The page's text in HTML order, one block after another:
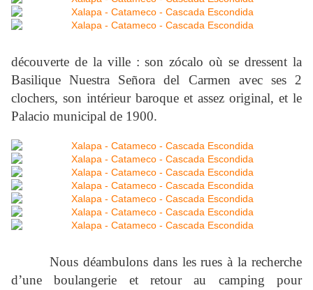
découverte de la ville : son zócalo où se dressent la
Basilique Nuestra Señora del Carmen avec ses 2
clochers, son intérieur baroque et assez original, et le
Palacio municipal de 1900.
Nous déambulons dans les rues à la recherche
d’une boulangerie et retour au camping pour